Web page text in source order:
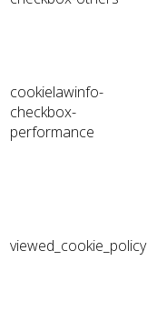
cookielawinfo-
checkbox-
performance
viewed_cookie_policy